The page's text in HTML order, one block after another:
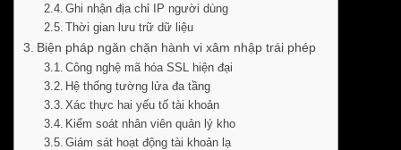
Ghi nhận địa chỉ IP người dùng
Thời gian lưu trữ dữ liệu
Biện pháp ngăn chặn hành vi xâm nhập trái phép
Công nghệ mã hóa SSL hiện đại
Hệ thống tường lửa đa tầng
Xác thực hai yếu tố tài khoản
Kiểm soát nhân viên quản lý kho
Giám sát hoạt động tài khoản lạ